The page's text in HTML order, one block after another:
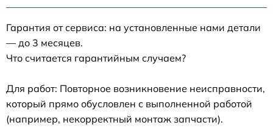
Гарантия от сервиса: на установленные нами детали
— до 3 месяцев.
Что считается гарантийным случаем?
Для работ: Повторное возникновение неисправности,
который прямо обусловлен с выполненной работой
(например, некорректный монтаж запчасти).